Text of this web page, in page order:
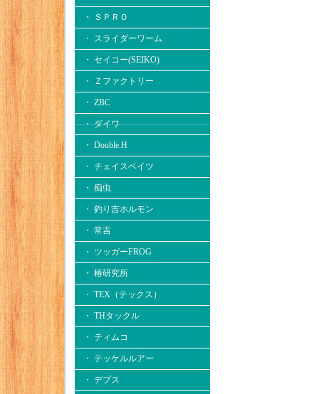
・ ＳＰＲＯ
・ スライダーワーム
・ セイコー(SEIKO)
・ Ｚファクトリー
・ ZBC
・ ダイワ
・ Double.H
・ チェイスベイツ
・ 痴虫
・ 釣り吉ホルモン
・ 常吉
・ ツッガーFROG
・ 椿研究所
・ TEX（テックス）
・ THタックル
・ ティムコ
・ テッケルルアー
・ デプス